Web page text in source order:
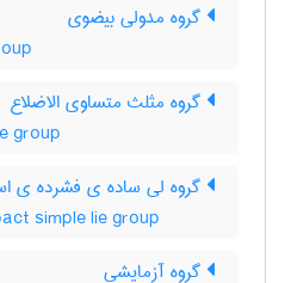
گروه مدولی بیضوی
گروه مثلث متساوی الاضلاع
group
گروه لی ساده ی فشرده ی
simple lie group
گروه آزمایشی